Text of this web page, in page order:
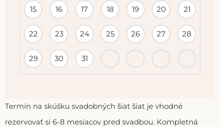
15 16 17 18 19 20 21
22 23 24 25 26 27 28
29 30 31
Termín na skúšku svadobných šiat šiat je vhodné
rezervovať si 6-8 mesiacov pred svadbou. Kompletná